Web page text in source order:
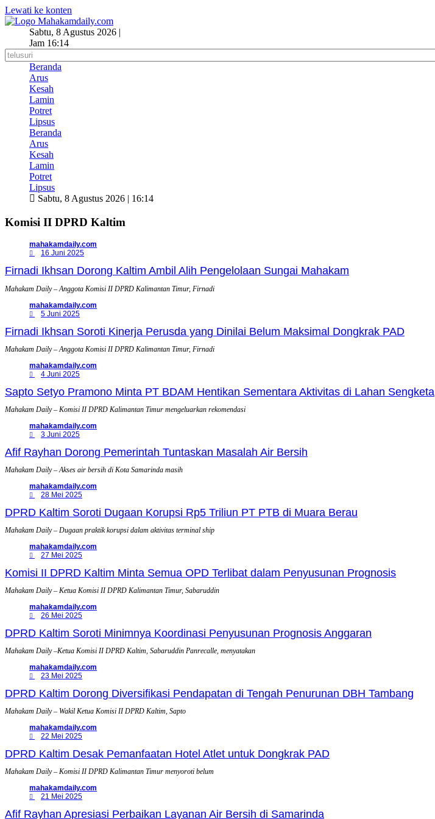
Lewati ke konten
Sabtu, 8 Agustus 2026 |
Jam 16:14
Beranda
Arus
Kesah
Lamin
Potret
Lipsus
Beranda
Arus
Kesah
Lamin
Potret
Lipsus
Sabtu, 8 Agustus 2026 | 16:14
Komisi II DPRD Kaltim
mahakamdaily.com
16 Juni 2025
Firnadi Ikhsan Dorong Kaltim Ambil Alih Pengelolaan Sungai Mahakam
Mahakam Daily – Anggota Komisi II DPRD Kalimantan Timur, Firnadi
mahakamdaily.com
5 Juni 2025
Firnadi Ikhsan Soroti Kinerja Perusda yang Dinilai Belum Maksimal Dongkrak PAD
Mahakam Daily – Anggota Komisi II DPRD Kalimantan Timur, Firnadi
mahakamdaily.com
4 Juni 2025
Sapto Setyo Pramono Minta PT BDAM Hentikan Sementara Aktivitas di Lahan Sengketa
Mahakam Daily – Komisi II DPRD Kalimantan Timur mengeluarkan rekomendasi
mahakamdaily.com
3 Juni 2025
Afif Rayhan Dorong Pemerintah Tuntaskan Masalah Air Bersih
Mahakam Daily – Akses air bersih di Kota Samarinda masih
mahakamdaily.com
28 Mei 2025
DPRD Kaltim Soroti Dugaan Korupsi Rp5 Triliun PT PTB di Muara Berau
Mahakam Daily – Dugaan praktik korupsi dalam aktivitas terminal ship
mahakamdaily.com
27 Mei 2025
Komisi II DPRD Kaltim Minta Semua OPD Terlibat dalam Penyusunan Prognosis
Mahakam Daily – Ketua Komisi II DPRD Kalimantan Timur, Sabaruddin
mahakamdaily.com
26 Mei 2025
DPRD Kaltim Soroti Minimnya Koordinasi Penyusunan Prognosis Anggaran
Mahakam Daily –Ketua Komisi II DPRD Kaltim, Sabaruddin Panrecalle, menyatakan
mahakamdaily.com
23 Mei 2025
DPRD Kaltim Dorong Diversifikasi Pendapatan di Tengah Penurunan DBH Tambang
Mahakam Daily – Wakil Ketua Komisi II DPRD Kaltim, Sapto
mahakamdaily.com
22 Mei 2025
DPRD Kaltim Desak Pemanfaatan Hotel Atlet untuk Dongkrak PAD
Mahakam Daily – Komisi II DPRD Kalimantan Timur menyoroti belum
mahakamdaily.com
21 Mei 2025
Afif Rayhan Apresiasi Perbaikan Layanan Air Bersih di Samarinda